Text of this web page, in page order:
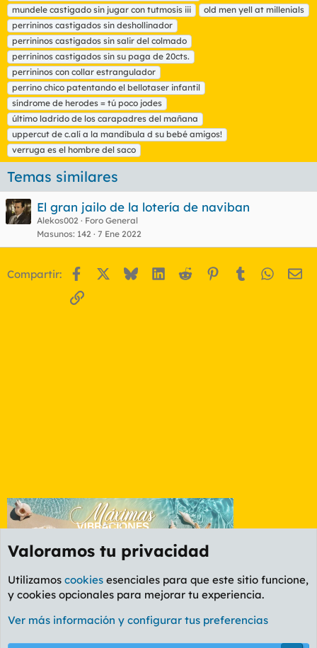
mundele castigado sin jugar con tutmosis iii
old men yell at millenials
perrininos castigados sin deshollinador
perrininos castigados sin salir del colmado
perrininos castigados sin su paga de 20cts.
perrininos con collar estrangulador
perrino chico patentando el bellotaser infantil
síndrome de herodes = tú poco jodes
último ladrido de los carapadres del mañana
uppercut de c.alí a la mandíbula d su bebé amigos!
verruga es el hombre del saco
Temas similares
El gran jailo de la lotería de naviban
Alekos002
Foro General
Masunos 142 7 Ene 2022
Compartir: Facebook BlueskyLinkedIn
Reddit Pinterest
Tumblr
Enlace
Foro General
Cookies
PL OLDSTYLE AMARILLO
Valoramos tu privacidad
Utilizamos cookies esenciales para que este sitio funcione,
y cookies opcionales para mejorar tu experiencia.
Ver más información y configurar tus preferencias